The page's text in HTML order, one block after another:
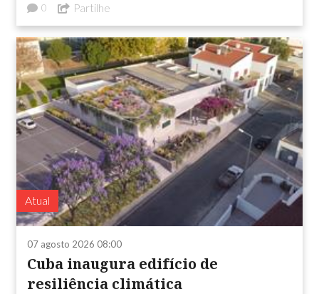
0 Partilhe
Atual
07 agosto 2026 08:00
Cuba inaugura edifício de
resiliência climática